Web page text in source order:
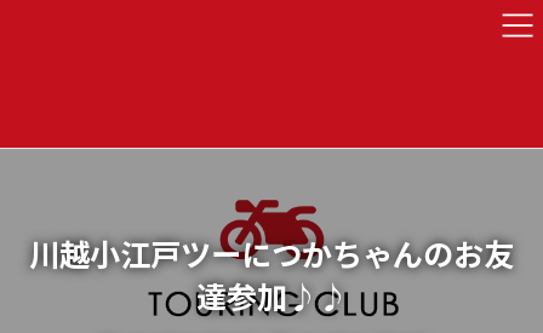
川越小江戸ツーにつかちゃんのお友
達参加♪♪